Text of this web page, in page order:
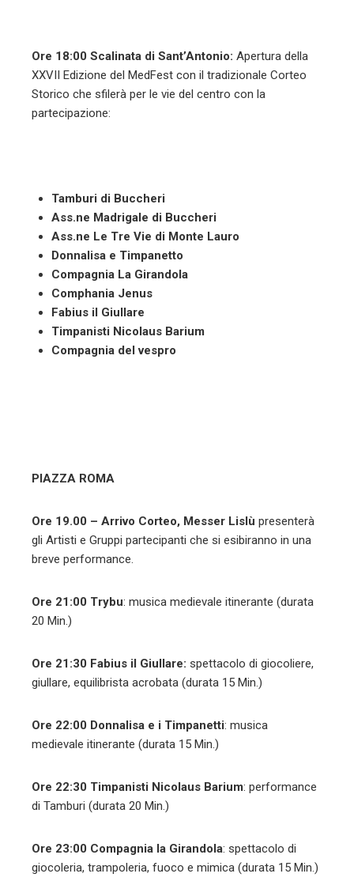
Ore 18:00 Scalinata di Sant’Antonio: Apertura della
XXVII Edizione del MedFest con il tradizionale Corteo
Storico che sfilerà per le vie del centro con la
partecipazione:
Tamburi di Buccheri
Ass.ne Madrigale di Buccheri
Ass.ne Le Tre Vie di Monte Lauro
Donnalisa e Timpanetto
Compagnia La Girandola
Comphania Jenus
Fabius il Giullare
Timpanisti Nicolaus Barium
Compagnia del vespro
PIAZZA ROMA
Ore 19.00 – Arrivo Corteo, Messer Lislù presenterà
gli Artisti e Gruppi partecipanti che si esibiranno in una
breve performance.
Ore 21:00 Trybu: musica medievale itinerante (durata
20 Min.)
Ore 21:30 Fabius il Giullare: spettacolo di giocoliere,
giullare, equilibrista acrobata (durata 15 Min.)
Ore 22:00 Donnalisa e i Timpanetti: musica
medievale itinerante (durata 15 Min.)
Ore 22:30 Timpanisti Nicolaus Barium: performance
di Tamburi (durata 20 Min.)
Ore 23:00 Compagnia la Girandola: spettacolo di
giocoleria, trampoleria, fuoco e mimica (durata 15 Min.)